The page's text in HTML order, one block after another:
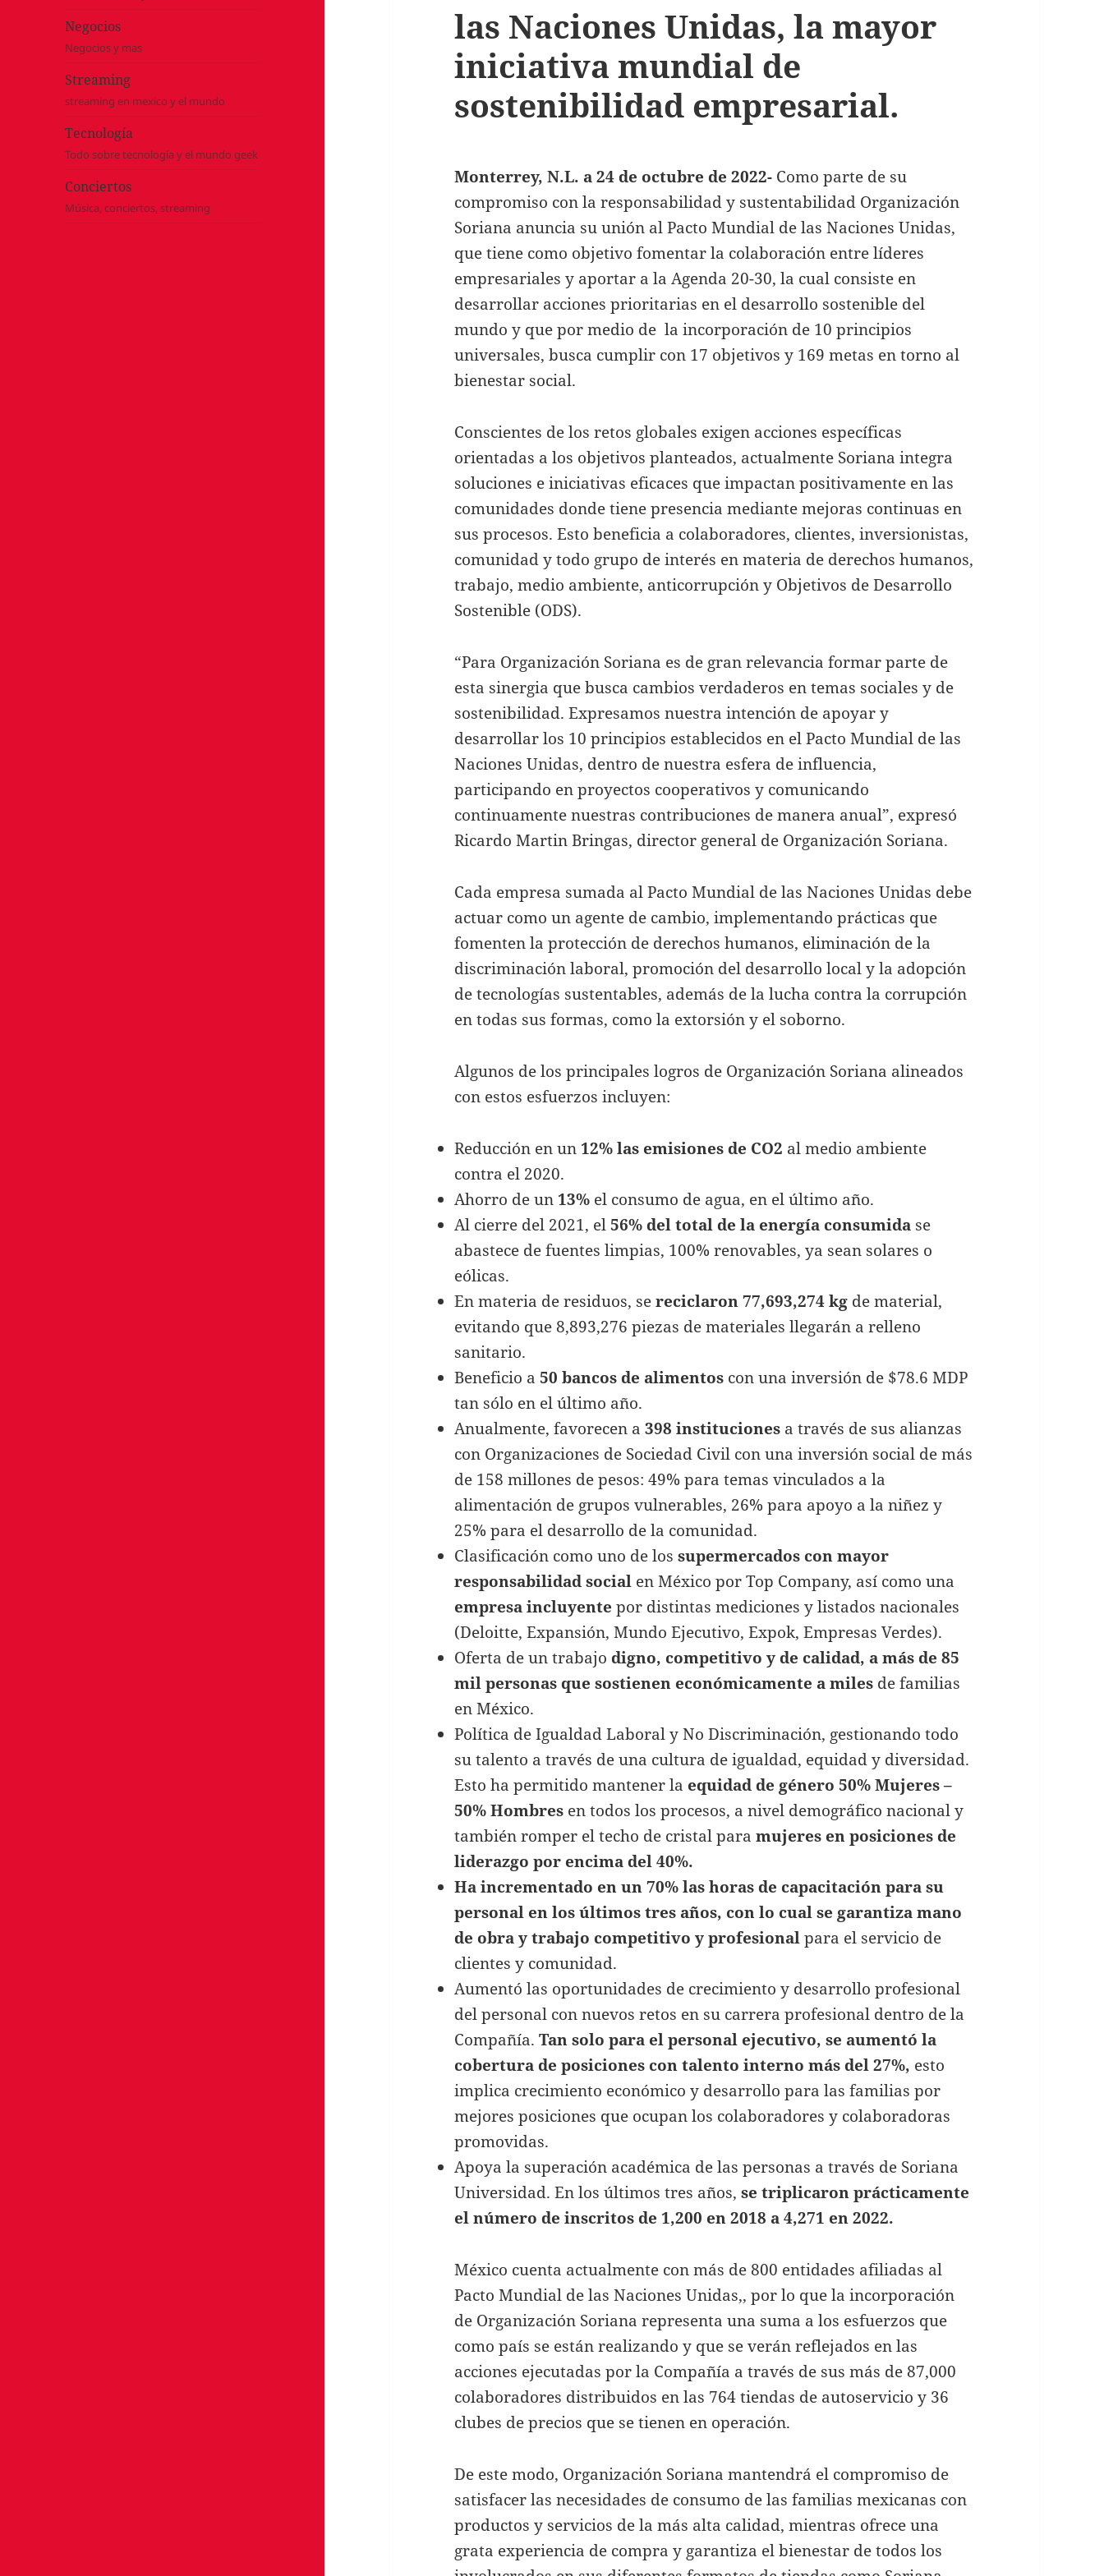
Negocios
Negocios y mas
Streaming
streaming en mexico y el mundo
Tecnología
Todo sobre tecnología y el mundo geek
Conciertos
Música, conciertos, streaming
las Naciones Unidas, la mayor
iniciativa mundial de
sostenibilidad empresarial.
Monterrey, N.L. a 24 de octubre de 2022- Como parte de su
compromiso con la responsabilidad y sustentabilidad Organización
Soriana anuncia su unión al Pacto Mundial de las Naciones Unidas,
que tiene como objetivo fomentar la colaboración entre líderes
empresariales y aportar a la Agenda 20-30, la cual consiste en
desarrollar acciones prioritarias en el desarrollo sostenible del
mundo y que por medio de la incorporación de 10 principios
universales, busca cumplir con 17 objetivos y 169 metas en torno al
bienestar social.
Conscientes de los retos globales exigen acciones específicas
orientadas a los objetivos planteados, actualmente Soriana integra
soluciones e iniciativas eficaces que impactan positivamente en las
comunidades donde tiene presencia mediante mejoras continuas en
sus procesos. Esto beneficia a colaboradores, clientes, inversionistas,
comunidad y todo grupo de interés en materia de derechos humanos,
trabajo, medio ambiente, anticorrupción y Objetivos de Desarrollo
Sostenible (ODS).
“Para Organización Soriana es de gran relevancia formar parte de
esta sinergia que busca cambios verdaderos en temas sociales y de
sostenibilidad. Expresamos nuestra intención de apoyar y
desarrollar los 10 principios establecidos en el Pacto Mundial de las
Naciones Unidas, dentro de nuestra esfera de influencia,
participando en proyectos cooperativos y comunicando
continuamente nuestras contribuciones de manera anual”, expresó
Ricardo Martin Bringas, director general de Organización Soriana.
Cada empresa sumada al Pacto Mundial de las Naciones Unidas debe
actuar como un agente de cambio, implementando prácticas que
fomenten la protección de derechos humanos, eliminación de la
discriminación laboral, promoción del desarrollo local y la adopción
de tecnologías sustentables, además de la lucha contra la corrupción
en todas sus formas, como la extorsión y el soborno.
Algunos de los principales logros de Organización Soriana alineados
con estos esfuerzos incluyen:
Reducción en un 12% las emisiones de CO2 al medio ambiente
contra el 2020.
Ahorro de un 13% el consumo de agua, en el último año.
Al cierre del 2021, el56% del total de la energía consumida se
abastece de fuentes limpias, 100% renovables, ya sean solares o
eólicas.
En materia de residuos, sereciclaron 77,693,274 kg de material,
evitando que 8,893,276 piezas de materiales llegarán a relleno
sanitario.
Beneficio a50 bancos de alimentos con una inversión de $78.6 MDP
tan sólo en el último año.
Anualmente, favorecen a398 instituciones a través de sus alianzas
con Organizaciones de Sociedad Civil con una inversión social de más
de 158 millones de pesos: 49% para temas vinculados a la
alimentación de grupos vulnerables, 26% para apoyo a la niñez y
25% para el desarrollo de la comunidad.
Clasificación como uno de lossupermercados con mayor
responsabilidad social en México por Top Company, así como una
empresa incluyente por distintas mediciones y listados nacionales
(Deloitte, Expansión, Mundo Ejecutivo, Expok, Empresas Verdes).
Oferta de un trabajo digno, competitivo y de calidad, a más de 85
mil personas que sostienen económicamente a miles de familias
en México.
Política de Igualdad Laboral y No Discriminación, gestionando todo
su talento a través de una cultura de igualdad, equidad y diversidad.
Esto ha permitido mantener la equidad de género 50% Mujeres –
50% Hombres en todos los procesos, a nivel demográfico nacional y
también romper el techo de cristal paramujeres en posiciones de
liderazgo por encima del 40%.
Ha incrementado en un 70% las horas de capacitación para su
personal en los últimos tres años, con lo cual se garantiza mano
de obra y trabajo competitivo y profesionalpara el servicio de
clientes y comunidad.
Aumentó las oportunidades de crecimiento y desarrollo profesional
del personal con nuevos retos en su carrera profesional dentro de la
Compañía.Tan solo para el personal ejecutivo, se aumentó la
cobertura de posiciones con talento interno más del 27%, esto
implica crecimiento económico y desarrollo para las familias por
mejores posiciones que ocupan los colaboradores y colaboradoras
promovidas.
Apoya la superación académica de las personas a través de Soriana
Universidad. En los últimos tres años,se triplicaron prácticamente
el número de inscritos de 1,200 en 2018 a 4,271 en 2022.
México cuenta actualmente con más de 800 entidades afiliadas al
Pacto Mundial de las Naciones Unidas,, por lo que la incorporación
de Organización Soriana representa una suma a los esfuerzos que
como país se están realizando y que se verán reflejados en las
acciones ejecutadas por la Compañía a través de sus más de 87,000
colaboradores distribuidos en las 764 tiendas de autoservicio y 36
clubes de precios que se tienen en operación.
De este modo, Organización Soriana mantendrá el compromiso de
satisfacer las necesidades de consumo de las familias mexicanas con
productos y servicios de la más alta calidad, mientras ofrece una
grata experiencia de compra y garantiza el bienestar de todos los